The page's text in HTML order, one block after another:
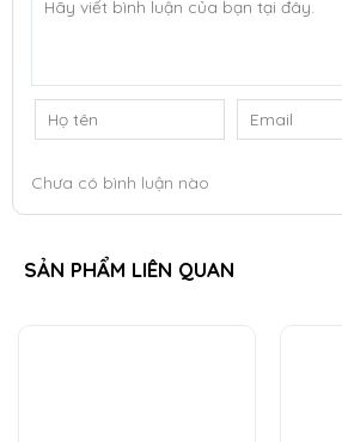
Chưa có bình luận nào
SẢN PHẨM LIÊN QUAN